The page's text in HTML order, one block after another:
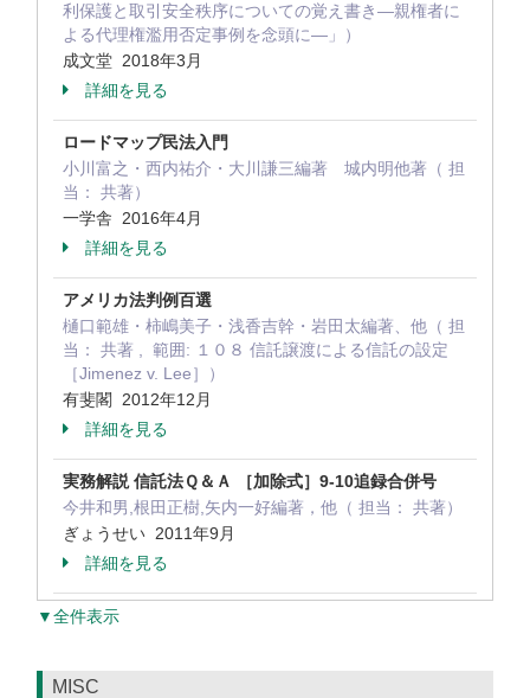
利保護と取引安全秩序についての覚え書き―親権者に
よる代理権濫用否定事例を念頭に―」）
成文堂 2018年3月
詳細を見る
ロードマップ民法入門
小川富之・西内祐介・大川謙三編著 城内明他著（ 担
当： 共著）
一学舎 2016年4月
詳細を見る
アメリカ法判例百選
樋口範雄・柿嶋美子・浅香吉幹・岩田太編著、他（ 担
当： 共著 , 範囲: １０８ 信託譲渡による信託の設定
［Jimenez v. Lee］）
有斐閣 2012年12月
詳細を見る
実務解説 信託法Ｑ＆Ａ ［加除式］9-10追録合併号
今井和男,根田正樹,矢内一好編著，他（ 担当： 共著）
ぎょうせい 2011年9月
詳細を見る
▼全件表示
MISC